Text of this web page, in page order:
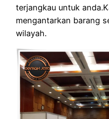
terjangkau untuk
mengantarkan barang
wilayah.